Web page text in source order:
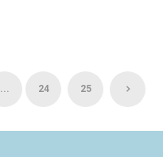
... 24 25